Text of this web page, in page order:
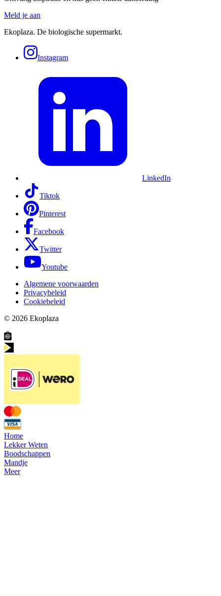
Meld je aan
Ekoplaza. De biologische supermarkt.
Instagram
LinkedIn
Tiktok
Pinterest
Facebook
Twitter
Youtube
Algemene voorwaarden
Privacybeleid
Cookiebeleid
© 2026 Ekoplaza
Home
Lekker Weten
Boodschappen
Mandje
Meer